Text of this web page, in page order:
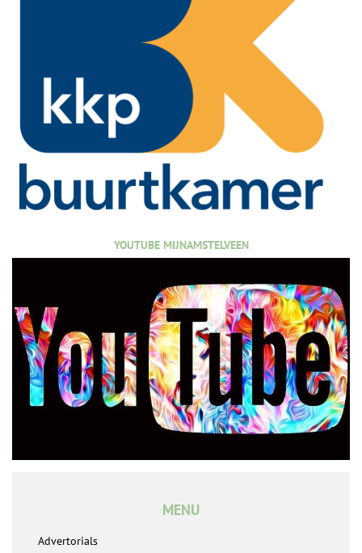
YOUTUBE MIJNAMSTELVEEN
MENU
Advertorials